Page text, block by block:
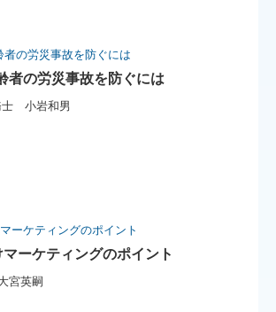
者の労災事故を防ぐには
士 小岩和男
マーケティングのポイント
宮英嗣